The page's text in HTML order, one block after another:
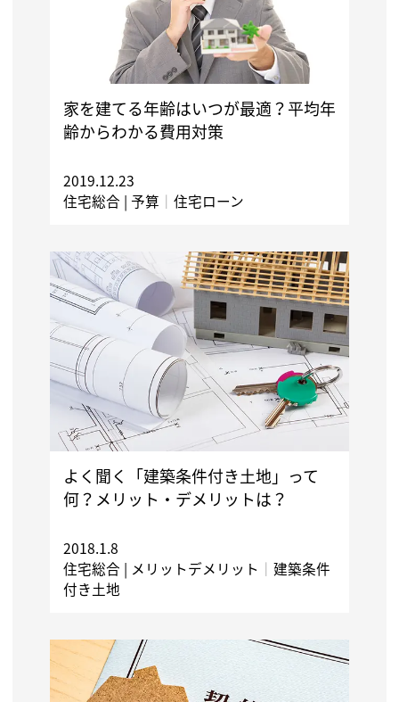
家を建てる年齢はいつが最適？平均年
齢からわかる費用対策
2019.12.23
住宅総合 | 予算 ｜ 住宅ローン
よく聞く「建築条件付き土地」って
何？メリット・デメリットは？
2018.1.8
住宅総合 | メリットデメリット ｜ 建築条件
付き土地